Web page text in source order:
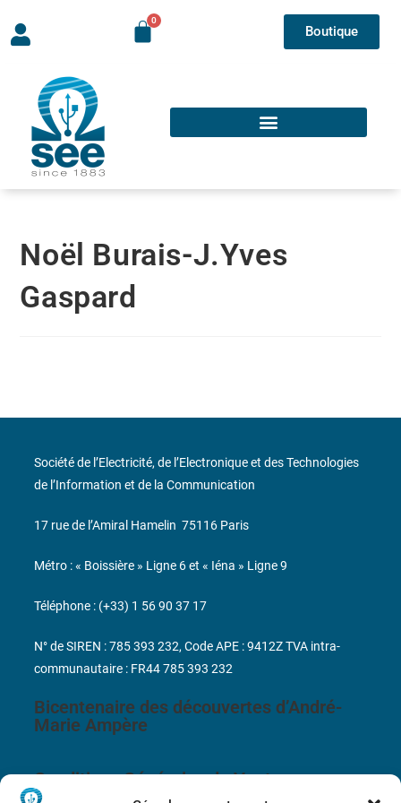
Boutique
Noël Burais-J.Yves
Gaspard
Bicentenaire des découvertes d’André-
Marie Ampère
Conditions Générales de Vente
Société de l’Electricité, de l’Electronique et des Technologies
de l’Information et de la Communication
17 rue de l’Amiral Hamelin 75116 Paris
Métro : « Boissière » Ligne 6 et « Iéna » Ligne 9
Téléphone : (+33) 1 56 90 37 17
N° de SIREN : 785 393 232, Code APE : 9412Z TVA intra-
communautaire : FR44 785 393 232